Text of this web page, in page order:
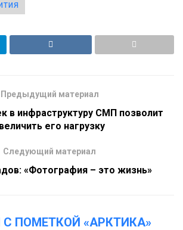
Предыдущий материал
в инфраструктуру СМП позволит
его нагрузку
Следующий материал
«Фотография – это жизнь»
ПОМЕТКОЙ «АРКТИКА»